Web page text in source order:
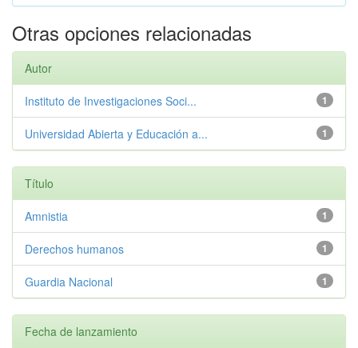
Otras opciones relacionadas
Autor
1
Instituto de Investigaciones Soci...
1
Universidad Abierta y Educación a...
Título
1
Amnistia
1
Derechos humanos
1
Guardia Nacional
Fecha de lanzamiento